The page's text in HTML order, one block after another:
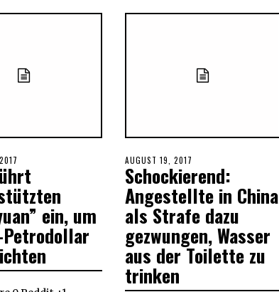
7,
2017
ein, um
Petrodollar
POSTED
ON
AUGUST 19, 2017
Schockierend:
Angestellte in China
als Strafe dazu
gezwungen, Wasser
aus der Toilette zu
trinken